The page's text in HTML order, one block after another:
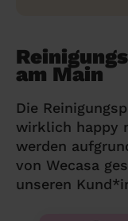
am Main
Die
wirklich happy
werden
von Wecasa
unseren